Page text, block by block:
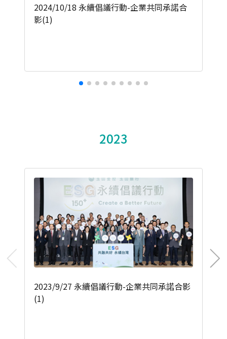
2024/10/18 永續倡議行動-企業共同承諾合
影(1)
2023
2023/9/27 永續倡議行動-企業共同承諾合影
(1)